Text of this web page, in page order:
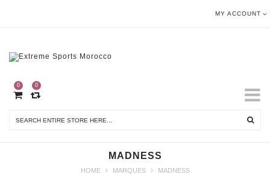
MY ACCOUNT
0 0
MADNESS
HOME MARQUES MADNESS